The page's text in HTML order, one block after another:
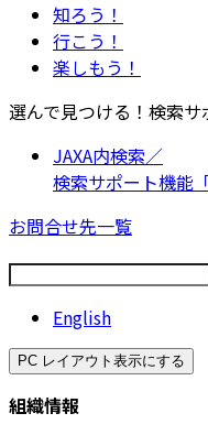
知ろう！
行こう！
楽しもう！
選んで見つける！検索サ
JAXA内検索／
検索サポート機能
お問合せ先一覧
English
PC レイアウト表示にする
組織情報